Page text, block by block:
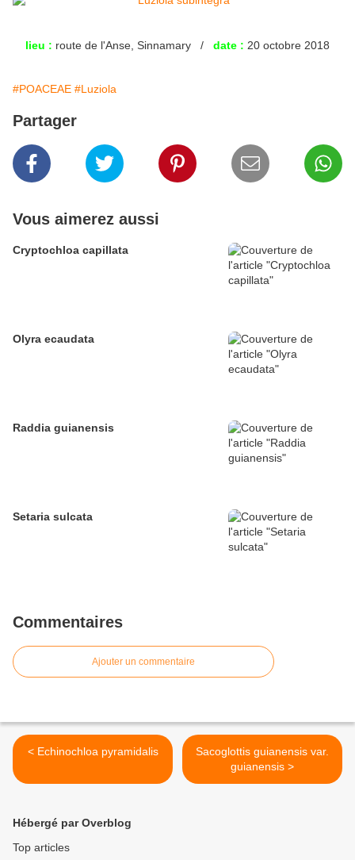
lieu : route de l'Anse, Sinnamary / date : 20 octobre 2018
#POACEAE #Luziola
Partager
Vous aimerez aussi
Cryptochloa capillata
Olyra ecaudata
Raddia guianensis
Setaria sulcata
Commentaires
Ajouter un commentaire
< Echinochloa pyramidalis
Sacoglottis guianensis var.
guianensis >
Hébergé par Overblog
Top articles